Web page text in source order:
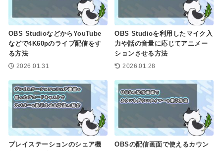
OBS StudioなどからYouTube
などで4K60pのライブ配信をす
る方法
2026.01.31
OBS Studioを利用したマイク入
力や話の音量に応じてアニメー
ションさせる方法
2026.01.28
プレイステーションのシェア機
OBSの配信画面で使えるカウン